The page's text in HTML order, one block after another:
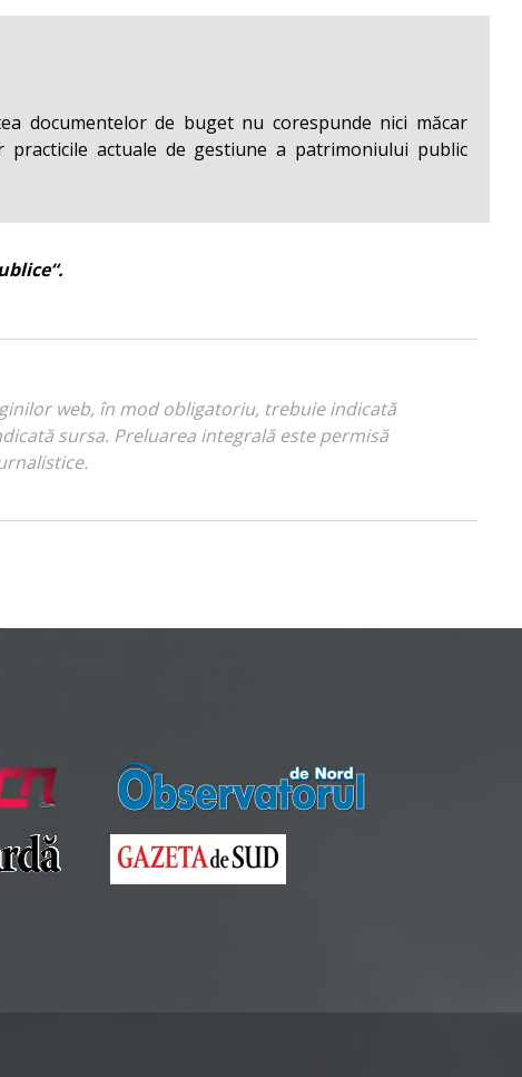
documentelor de buget nu corespunde nici măcar
actuale de gestiune a patrimoniului public
web, în mod obligatoriu, trebuie indicată
sursa. Preluarea integrală este permisă